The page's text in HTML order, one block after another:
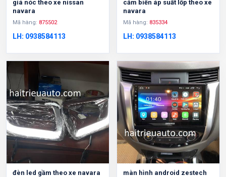
giá nóc theo xe nissan
navara
Mã hàng: 875502
LH: 0938584113
cảm biến áp suất lốp theo xe
navara
Mã hàng: 835334
LH: 0938584113
đèn led gầm theo xe navara
màn hình android zestech